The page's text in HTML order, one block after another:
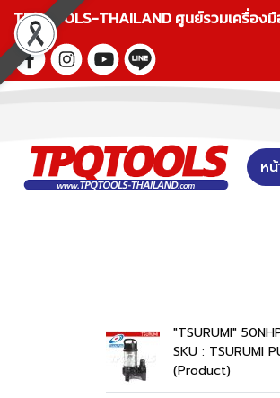
TPQTOOLS-THAILAND ศูนย์รวมเครื่อ
ห
"TSURUMI"
SKU : TSURUMI
(Product)